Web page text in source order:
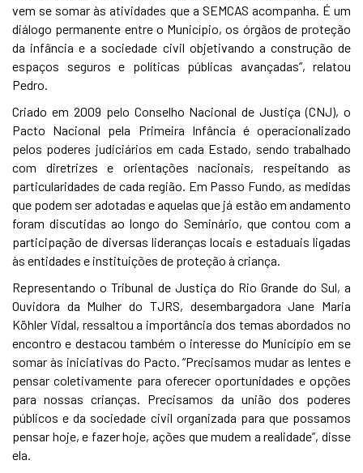
vem se somar às atividades que a SEMCAS acompanha. É um
diálogo permanente entre o Município, os órgãos de proteção
da infância e a sociedade civil objetivando a construção de
espaços seguros e políticas públicas avançadas”, relatou
Pedro.
Criado em 2009 pelo Conselho Nacional de Justiça (CNJ), o
Pacto Nacional pela Primeira Infância é operacionalizado
pelos poderes judiciários em cada Estado, sendo trabalhado
com diretrizes e orientações nacionais, respeitando as
particularidades de cada região. Em Passo Fundo, as medidas
que podem ser adotadas e aquelas que já estão em andamento
foram discutidas ao longo do Seminário, que contou com a
participação de diversas lideranças locais e estaduais ligadas
às entidades e instituições de proteção à criança.
Representando o Tribunal de Justiça do Rio Grande do Sul, a
Ouvidora da Mulher do TJRS, desembargadora Jane Maria
Köhler Vidal, ressaltou a importância dos temas abordados no
encontro e destacou também o interesse do Município em se
somar às iniciativas do Pacto. “Precisamos mudar as lentes e
pensar coletivamente para oferecer oportunidades e opções
para nossas crianças. Precisamos da união dos poderes
públicos e da sociedade civil organizada para que possamos
pensar hoje, e fazer hoje, ações que mudem a realidade”, disse
ela.